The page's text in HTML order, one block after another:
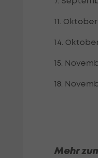
11.
14.
15.
18.
Mehr